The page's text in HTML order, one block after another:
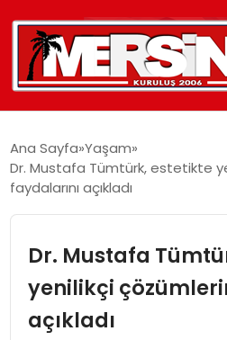
YAŞAM
EĞITIM
Ana Sayfa Yaşam
Dr. Mustafa Tümtürk, estetikte
faydalarını açıkladı
Dr. Mustafa
yenilikçi
açıkladı